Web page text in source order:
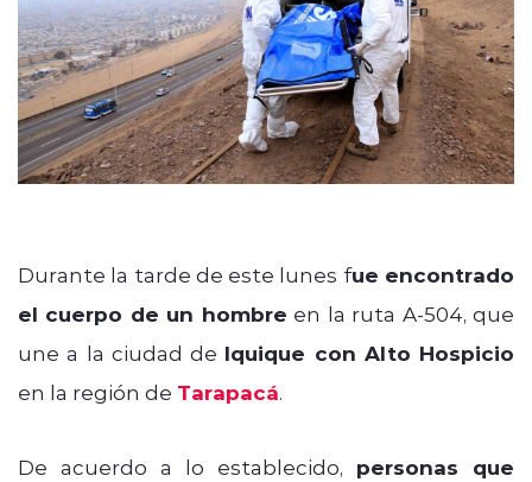
Durante la tarde de este lunes fue encontrado
el cuerpo de un hombre en la ruta A-504, que
une a la ciudad de Iquique con Alto Hospicio
en la región de Tarapacá.
De acuerdo a lo establecido, personas que